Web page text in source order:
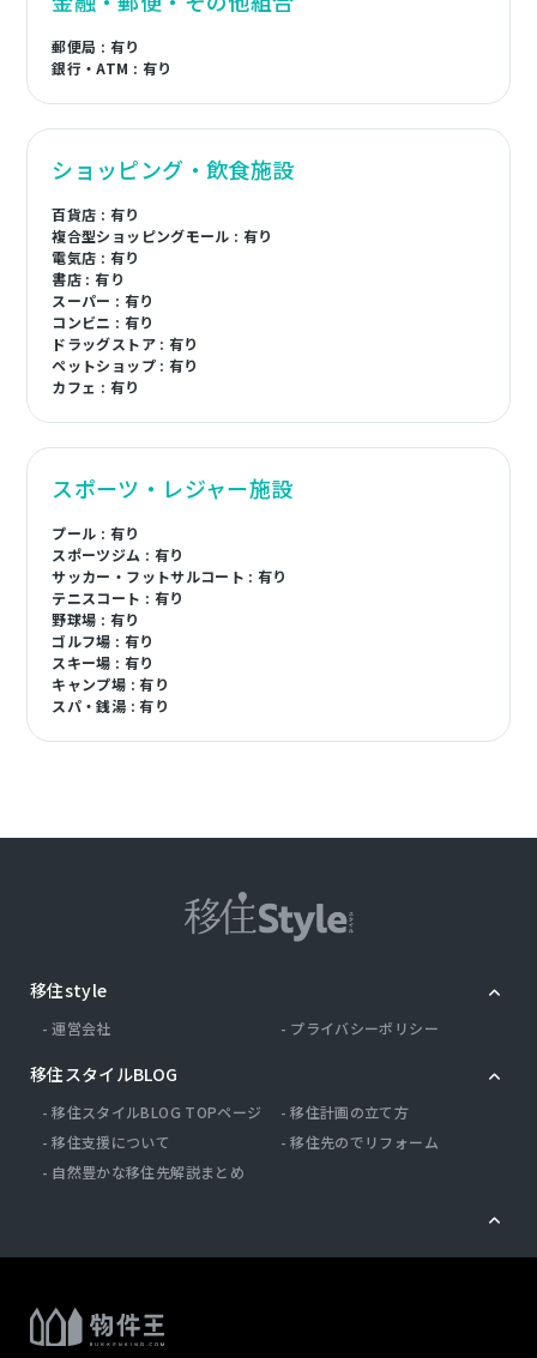
郵便局 : 有り
銀行・ATM : 有り
ショッピング・飲食施設
百貨店 : 有り
複合型ショッピングモール : 有り
電気店 : 有り
書店 : 有り
スーパー : 有り
コンビニ : 有り
ドラッグストア : 有り
ペットショップ : 有り
カフェ : 有り
スポーツ・レジャー施設
プール : 有り
スポーツジム : 有り
サッカー・フットサルコート : 有り
テニスコート : 有り
野球場 : 有り
ゴルフ場 : 有り
スキー場 : 有り
キャンプ場 : 有り
スパ・銭湯 : 有り
移住style
運営会社 プライバシーポリシー
移住スタイルBLOG
移住スタイルBLOG TOPページ
移住計画の立て方
移住支援について
移住先のでリフォーム
自然豊かな移住先解説まとめ